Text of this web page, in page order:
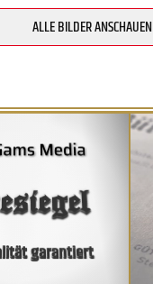
ALLE BILDER ANSCHAUEN
garantiert